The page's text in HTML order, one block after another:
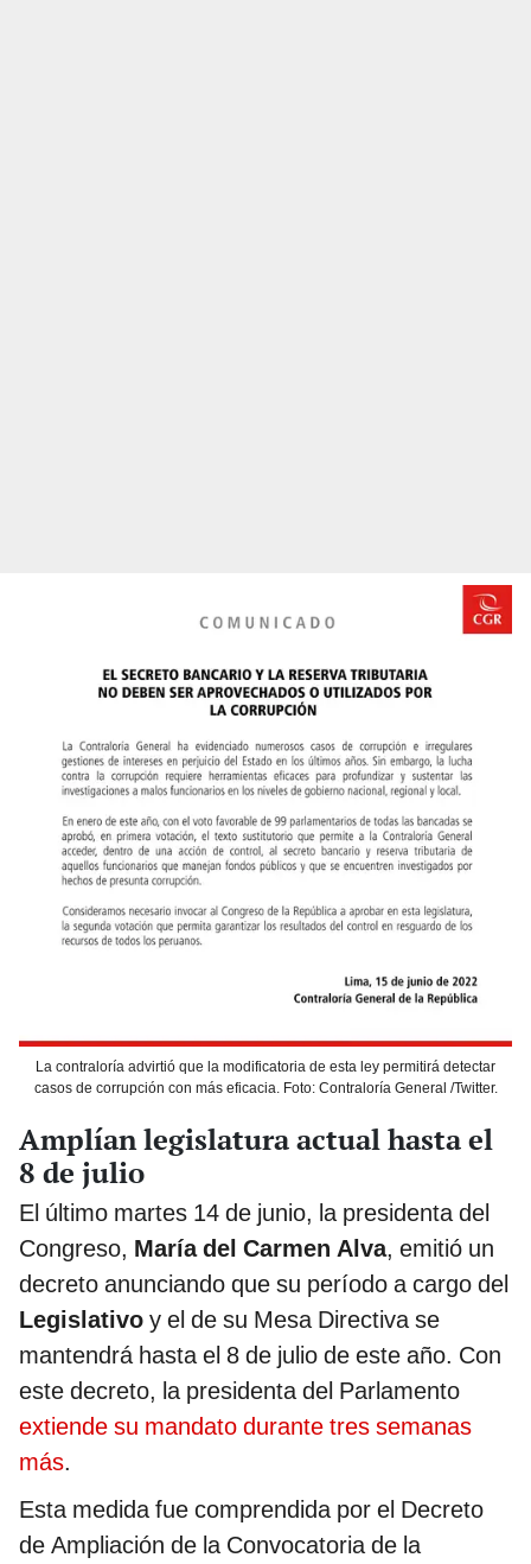
La contraloría advirtió que la modificatoria de esta ley permitirá detectar
casos de corrupción con más eficacia. Foto: Contraloría General /Twitter.
Amplían legislatura actual hasta el
8 de julio
El último martes 14 de junio, la presidenta del
Congreso, María del Carmen Alva, emitió un
decreto anunciando que su período a cargo del
Legislativo y el de su Mesa Directiva se
mantendrá hasta el 8 de julio de este año. Con
este decreto, la presidenta del Parlamento
extiende su mandato durante tres semanas
más.
Esta medida fue comprendida por el Decreto
de Ampliación de la Convocatoria de la